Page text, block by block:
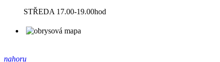
STŘEDA 17.00-19.00hod
nahoru